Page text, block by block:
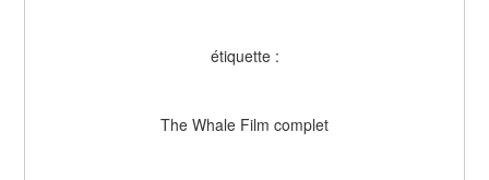
étiquette :
The Whale Film complet